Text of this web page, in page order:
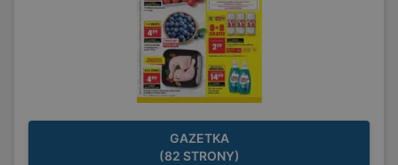
GAZETKA
(82 STRONY)